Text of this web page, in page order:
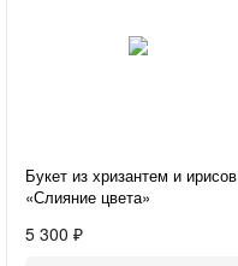
Букет из хризантем и ирисов
«Слияние цвета»
5 300 ₽